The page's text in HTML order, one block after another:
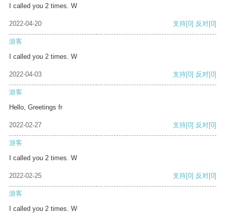
I called you 2 times. W
2022-04-20 支持[0] 反对[0]
游客
I called you 2 times. W
2022-04-03 支持[0] 反对[0]
游客
Hello, Greetings fr
2022-02-27 支持[0] 反对[0]
游客
I called you 2 times. W
2022-02-25 支持[0] 反对[0]
游客
I called you 2 times. W